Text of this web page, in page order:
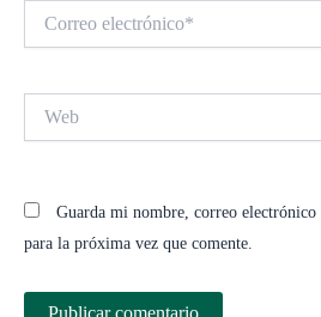
electrónico*
Guarda mi nombre, correo electrónico
para la próxima vez que comente.